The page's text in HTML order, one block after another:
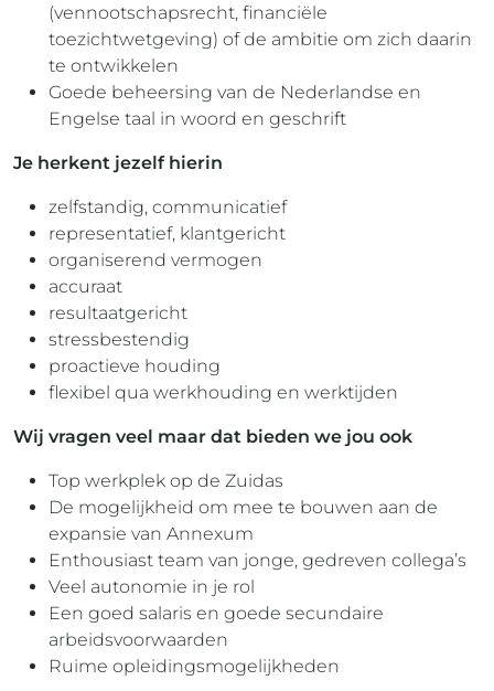
(vennootschapsrecht, financiële
toezichtwetgeving) of de ambitie om zich daarin
te ontwikkelen
Goede beheersing van de Nederlandse en
Engelse taal in woord en geschrift
Je herkent jezelf hierin
zelfstandig, communicatief
representatief, klantgericht
organiserend vermogen
accuraat
resultaatgericht
stressbestendig
proactieve houding
flexibel qua werkhouding en werktijden
Wij vragen veel maar dat bieden we jou ook
Top werkplek op de Zuidas
De mogelijkheid om mee te bouwen aan de
expansie van Annexum
Enthousiast team van jonge, gedreven collega’s
Veel autonomie in je rol
Een goed salaris en goede secundaire
arbeidsvoorwaarden
Ruime opleidingsmogelijkheden